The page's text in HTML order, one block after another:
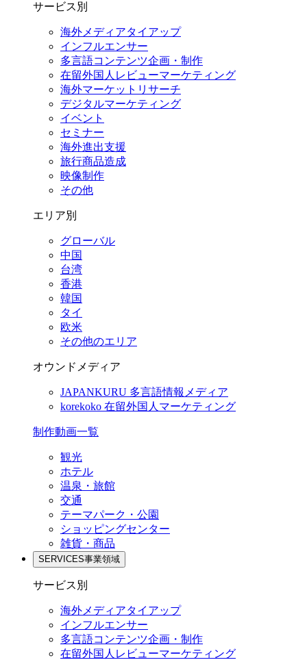
サービス別
海外メディアタイアップ
インフルエンサー
多言語コンテンツ企画・制作
在留外国⼈レビューマーケティング
海外マーケットリサーチ
デジタルマーケティング
イベント
セミナー
海外進出支援
旅行商品造成
映像制作
その他
エリア別
グローバル
中国
台湾
香港
韓国
タイ
欧米
その他のエリア
オウンドメディア
JAPANKURU 多言語情報メディア
korekoko 在留外国人マーケティング
制作動画一覧
観光
ホテル
温泉・旅館
交通
テーマパーク・公園
ショッピングセンター
雑貨・商品
SERVICES事業領域
サービス別
海外メディアタイアップ
インフルエンサー
多言語コンテンツ企画・制作
在留外国⼈レビューマーケティング